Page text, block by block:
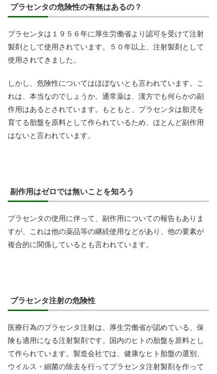
プラセンタの危険性の有無はあるの？
プラセンタは１９５６年に厚生労働省より認可を受けて注射
製剤として使用されています。５０年以上、注射製剤として
使用されてきました。
しかし、危険性についてはほぼないとも言われています。こ
れは、本当なのでしょうか。通常薬は、漢方でも何らかの副
作用はあるとされています。もともと、プラセンタは胎児を
育てる胎盤を原料として作られているため、ほとんど副作用
はないと言われています。
副作用はゼロでは無いことを知ろう
プラセンタの使用に伴って、副作用についての報告もありま
すが、これは他の薬品等の継続使用などがあり、他の要素が
複合的に関係しているとも言われています。
プラセンタ注射の危険性
医療行為のプラセンタ注射は、厚生労働省が認めている、保
険も適用になる注射製剤です。国内のヒトの胎盤を原料とし
て作られています。製造会社では、健康なヒト胎盤の選別、
ウイルス・細菌の除去を行ってプラセンタ注射製剤を作って